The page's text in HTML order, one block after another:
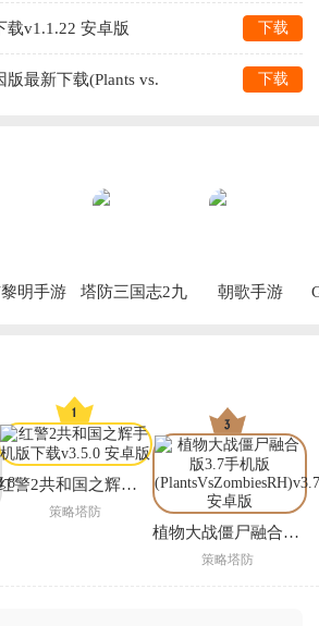
载v1.1.22 安卓版 下载
最新下载(Plants vs.
下载
明手游
塔防三国志2九
朝歌手游
红警2共和国之辉手机版下载
策略塔防
植物大战僵尸融合版3.7手机版(PlantsVsZombiesRH)
策略塔防